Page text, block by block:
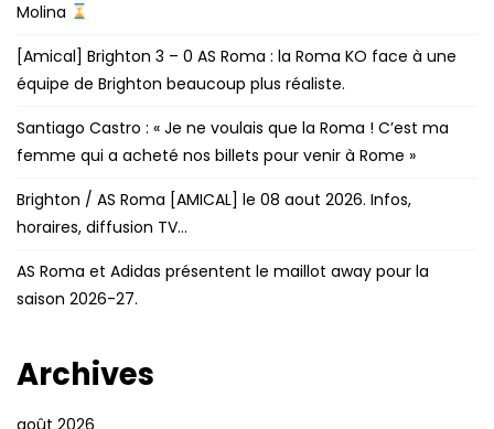
Molina
[Amical] Brighton 3 – 0 AS Roma : la Roma KO face à une
équipe de Brighton beaucoup plus réaliste.
Santiago Castro : « Je ne voulais que la Roma ! C’est ma
femme qui a acheté nos billets pour venir à Rome »
Brighton / AS Roma [AMICAL] le 08 aout 2026. Infos,
horaires, diffusion TV…
AS Roma et Adidas présentent le maillot away pour la
saison 2026-27.
Archives
août 2026